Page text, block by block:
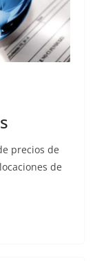
precios de
de